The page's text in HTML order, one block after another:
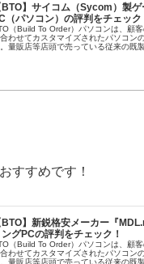
BTO】サイコム（Sycom）製
（パソコン）の評判をチェック
（Build To Order）パソコンは、顧
わせてカスタマイズされたパソコン
量販店等店頭で売っている従来の既
すすめです！
BTO】新鋭格安メーカー『
ングPCの評判をチェック！
（Build To Order）パソコンは、顧
わせてカスタマイズされたパソコン
量販店等店頭で売っている従来の既